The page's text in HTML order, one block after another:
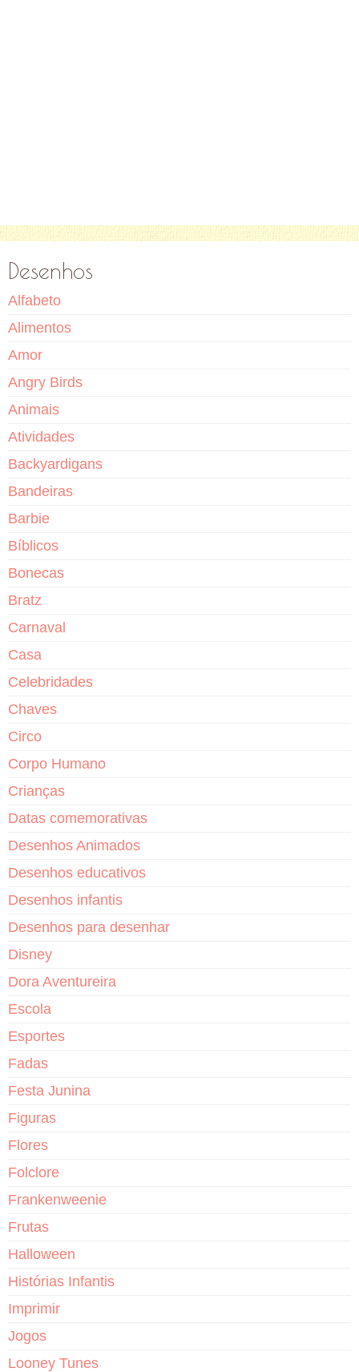
Desenhos
Alfabeto
Alimentos
Amor
Angry Birds
Animais
Atividades
Backyardigans
Bandeiras
Barbie
Bíblicos
Bonecas
Bratz
Carnaval
Casa
Celebridades
Chaves
Circo
Corpo Humano
Crianças
Datas comemorativas
Desenhos Animados
Desenhos educativos
Desenhos infantis
Desenhos para desenhar
Disney
Dora Aventureira
Escola
Esportes
Fadas
Festa Junina
Figuras
Flores
Folclore
Frankenweenie
Frutas
Halloween
Histórias Infantis
Imprimir
Jogos
Looney Tunes